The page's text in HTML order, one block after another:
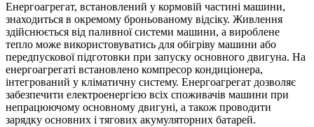
Енергоагрегат, встановлений у кормовій частині машини,
знаходиться в окремому броньованому відсіку. Живлення
здійснюється від паливної системи машини, а вироблене
тепло може використовуватись для обігріву машини або
передпускової підготовки при запуску основного двигуна. На
енергоагрегаті встановлено компресор кондиціонера,
інтегрований у кліматичну систему. Енергоагрегат дозволяє
забезпечити електроенергією всіх споживачів машини при
непрацюючому основному двигуні, а також проводити
зарядку основних і тягових акумуляторних батарей.